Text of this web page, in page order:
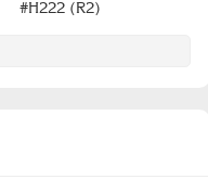
#H222 (R2)